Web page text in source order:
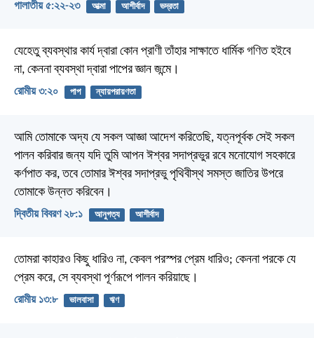
গালাতীয় ৫:২২-২৩ আত্মা আশীর্বাদ ভদ্রতা
যেহেতু ব্যবস্থার কার্য দ্বারা কোন প্রাণী তাঁহার সাক্ষাতে ধার্মিক গণিত হইবে
না, কেননা ব্যবস্থা দ্বারা পাপের জ্ঞান জন্মে।
রোমীয় ৩:২০ পাপ ন্যায়পরায়ণতা
আমি তোমাকে অদ্য যে সকল আজ্ঞা আদেশ করিতেছি, যত্নপূর্বক সেই সকল
পালন করিবার জন্য যদি তুমি আপন ঈশ্বর সদাপ্রভুর রবে মনোযোগ সহকারে
কর্ণপাত কর, তবে তোমার ঈশ্বর সদাপ্রভু পৃথিবীস্থ সমস্ত জাতির উপরে
তোমাকে উন্নত করিবেন।
দ্বিতীয় বিবরণ ২৮:১ আনুগত্য আশীর্বাদ
তোমরা কাহারও কিছু ধারিও না, কেবল পরস্পর প্রেম ধারিও; কেননা পরকে যে
প্রেম করে, সে ব্যবস্থা পূর্ণরূপে পালন করিয়াছে।
রোমীয় ১৩:৮ ভালবাসা ঋণ